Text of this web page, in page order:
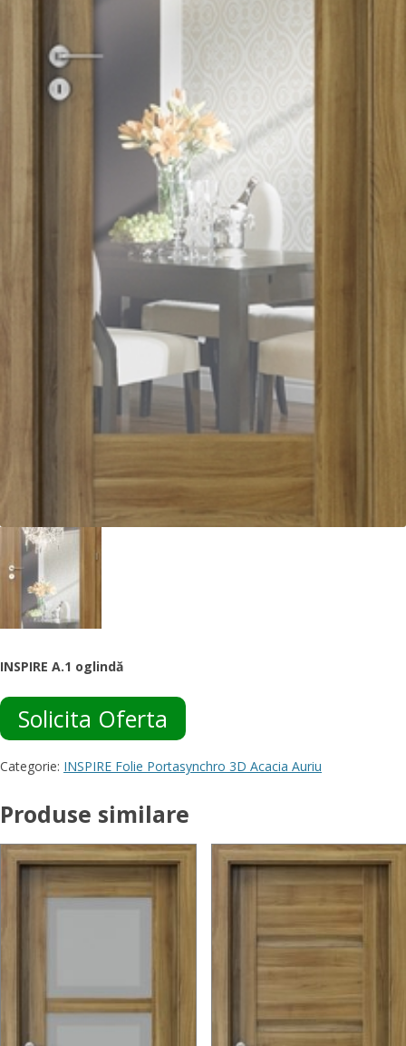
INSPIRE A.1 oglindă
Solicita Oferta
Categorie: INSPIRE Folie Portasynchro 3D Acacia Auriu
Produse similare